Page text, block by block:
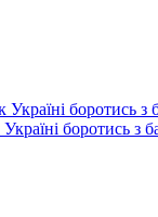
боротись з